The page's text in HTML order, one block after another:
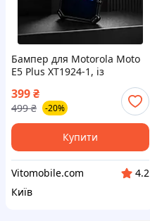
Бампер для Motorola Moto
E5 Plus XT1924-1, із
посиленим корпусом, колір
Black
399₴
499 ₴ -20%
Купити
Vitomobile.com
4.2
Київ